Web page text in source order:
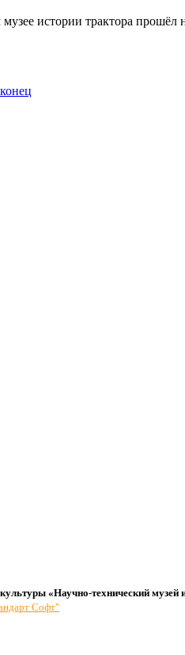
истории трактора
конец
«Научно-технический музей
Софт"